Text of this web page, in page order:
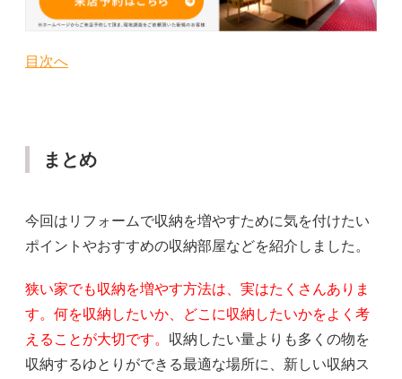
目次へ
まとめ
今回はリフォームで収納を増やすために気を付けたい
ポイントやおすすめの収納部屋などを紹介しました。
狭い家でも収納を増やす方法は、実はたくさんありま
す。何を収納したいか、どこに収納したいかをよく考
えることが大切です。 収納したい量よりも多くの物を
収納するゆとりができる最適な場所に、新しい収納ス